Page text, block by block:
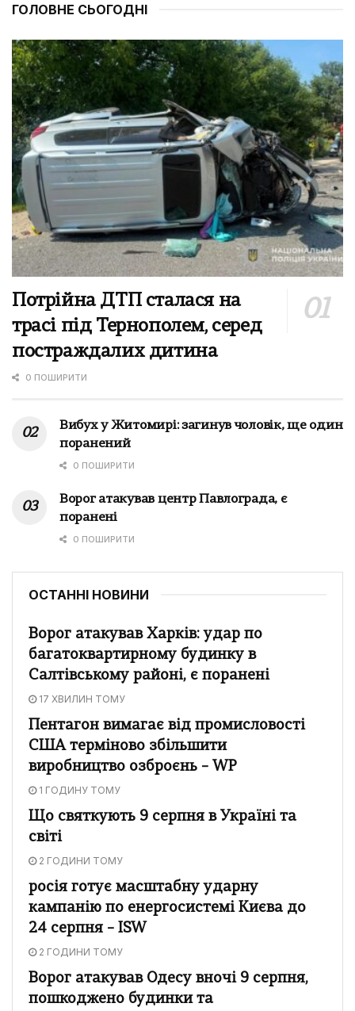
ГОЛОВНЕ СЬОГОДНІ
Потрійна ДТП сталася на
трасі під Тернополем, серед
постраждалих дитина
0 ПОШИРИТИ
Вибух у Житомирі: загинув чоловік, ще один
поранений
0 ПОШИРИТИ
Ворог атакував центр Павлограда, є
поранені
0 ПОШИРИТИ
ОСТАННІ НОВИНИ
Ворог атакував Харків: удар по
багатоквартирному будинку в
Салтівському районі, є поранені
17 ХВИЛИН ТОМУ
Пентагон вимагає від промисловості
США терміново збільшити
виробництво озброєнь – WP
1 ГОДИНУ ТОМУ
Що святкують 9 серпня в Україні та
світі
2 ГОДИНИ ТОМУ
росія готує масштабну ударну
кампанію по енергосистемі Києва до
24 серпня – ISW
2 ГОДИНИ ТОМУ
Ворог атакував Одесу вночі 9 серпня,
пошкоджено будинки та